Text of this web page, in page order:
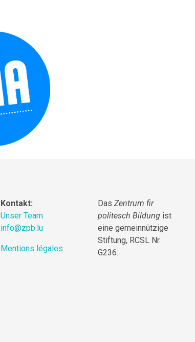
Kontakt:
Unser Team
info@zpb.lu
Mentions légales
Das Zentrum fir
politesch Bildung ist
eine gemeinnützige
Stiftung, RCSL Nr.
G236.